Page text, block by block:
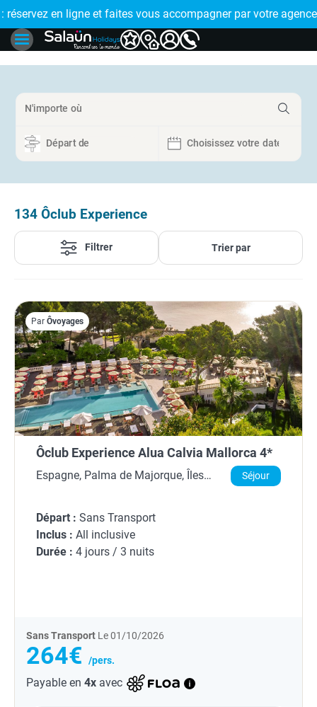
en ligne et faites vous accompagner par votre agence de
🤩 PAIEMENT
134 Ôclub Experience
Filtrer Trier par
Par Ôvoyages
Ôclub Experience Alua Calvia Mallorca 4*
Espagne, Palma de Majorque, Îles
Séjour
Départ : Sans Transport
Inclus : All inclusive
Durée : 4 jours / 3 nuits
Sans Transport Le 01/10/2026
264€ /pers.
Payable en 4x avec